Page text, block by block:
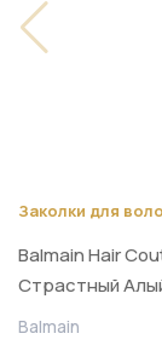
Заколки для
Balmain Hair
Страстный
CHEVEUX EXTRA
Balmain